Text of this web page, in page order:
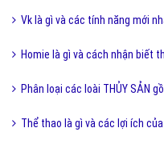
Vk là gì và các tính năng mới
Homie là gì và cách nhận biết
Phân loại các loài THỦY SẢN
Thể thao là gì và các lợi ích